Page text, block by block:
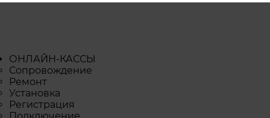
ОНЛАЙН-КАССЫ
Сопровождение
Ремонт
Установка
Регистрация
Подключение